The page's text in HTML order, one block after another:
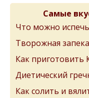
Самые
Что можно
Творожная
Как приготовить
Диетический
Как солить и